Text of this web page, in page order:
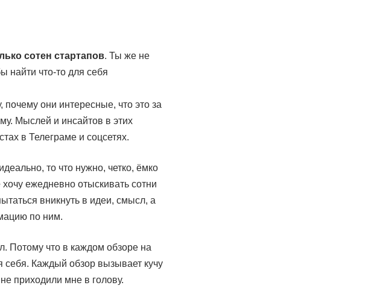
сотен стартапов. Ты же не
найти что-то для себя
почему они интересные, что это за
Мыслей и инсайтов в этих
в Телеграме и соцсетях.
то что нужно, четко, ёмко
ежедневно отыскивать сотни
вникнуть в идеи, смысл, а
по ним.
Потому что в каждом обзоре на
Каждый обзор вызывает кучу
приходили мне в голову.